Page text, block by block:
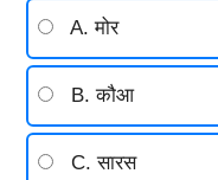
A. मोर
B. कौआ
C. सारस